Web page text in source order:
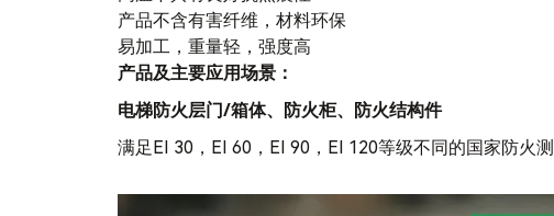
产品不含有害纤维，材料环保
易加工，重量轻，强度高
产品及主要应用场景：
电梯防火层门/箱体、防火柜、防火结构件
满足EI 30，EI 60，EI 90，EI 120等级不同的国家防火